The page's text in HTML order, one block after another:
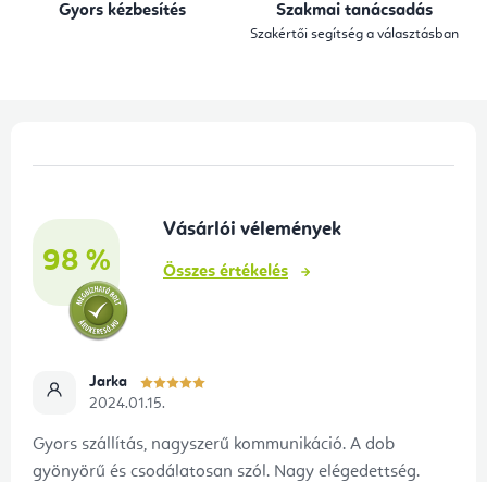
y
e
m
Gyors kézbesítés Szakmai tanácsadás
Szakértői segítség a választásban
98 %
Vásárlói vélemények
Összes értékelés
Jarka
2024.01.15.
Gyors szállítás, nagyszerű kommunikáció. A dob
gyönyörű és csodálatosan szól. Nagy elégedettség.